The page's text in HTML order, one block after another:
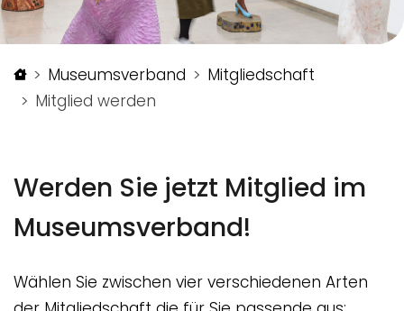
Startseite
Museumsverband
Mitgliedschaft
Mitglied werden
Werden Sie jetzt Mitglied im
Museumsverband!
Wählen Sie zwischen vier verschiedenen Arten